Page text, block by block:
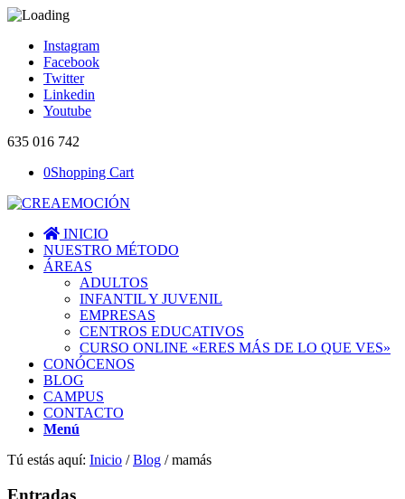
Instagram
Facebook
Twitter
Linkedin
Youtube
635 016 742
0Shopping Cart
INICIO
NUESTRO MÉTODO
ÁREAS
ADULTOS
INFANTIL Y JUVENIL
EMPRESAS
CENTROS EDUCATIVOS
CURSO ONLINE «ERES MÁS DE LO QUE VES»
CONÓCENOS
BLOG
CAMPUS
CONTACTO
Menú
Tú estás aquí: Inicio / Blog / mamás
Entradas